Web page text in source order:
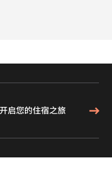
启您的住宿之旅